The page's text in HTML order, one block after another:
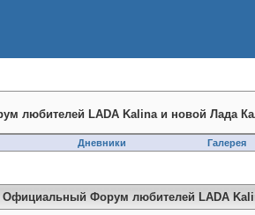
любителей LADA Kalina и новой Лада
Дневники Галерея
Официальный Форум любителей LADA